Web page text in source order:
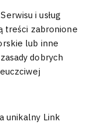
i usług
treści zabronione
lub inne
dobrych
unikalny Link